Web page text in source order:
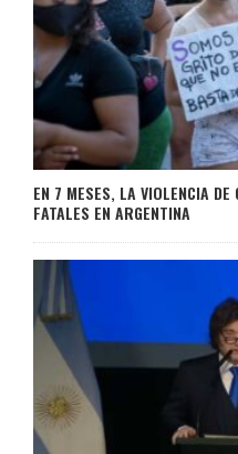
EN 7 MESES, LA VIOLENCIA
FATALES EN ARGENTINA